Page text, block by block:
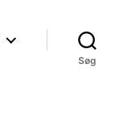
Søg